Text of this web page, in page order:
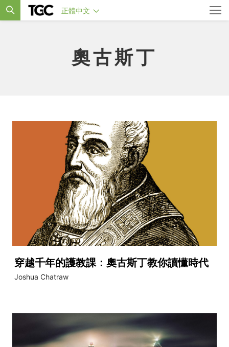
正體中文
奧古斯丁
穿越千年的護教課：奧古斯丁教你讀懂時代
Joshua Chatraw